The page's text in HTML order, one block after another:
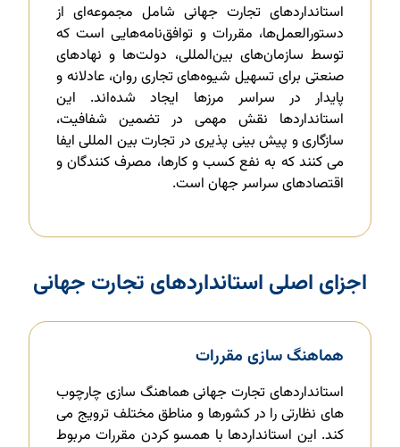
استانداردهای تجارت جهانی شامل مجموعه‌ای از
دستورالعمل‌ها، مقررات و توافق‌نامه‌هایی است که
توسط سازمان‌های بین‌المللی، دولت‌ها و نهادهای
صنعتی برای تسهیل شیوه‌های تجاری روان، عادلانه و
پایدار در سراسر مرزها ایجاد شده‌اند. این
استانداردها نقش مهمی در تضمین شفافیت،
سازگاری و پیش بینی پذیری در تجارت بین المللی ایفا
می کنند که به نفع کسب و کارها، مصرف کنندگان و
اقتصادهای سراسر جهان است.
اجزای اصلی استانداردهای تجارت جهانی
هماهنگ سازی مقررات
استانداردهای تجارت جهانی هماهنگ سازی چارچوب
های نظارتی را در کشورها و مناطق مختلف ترویج می
کند. این استانداردها با همسو کردن مقررات مربوط